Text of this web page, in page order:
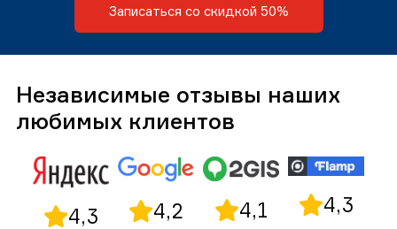
Записаться со скидкой 50%
Независимые отзывы наших
любимых клиентов
4,3 4,2 4,1 4,3